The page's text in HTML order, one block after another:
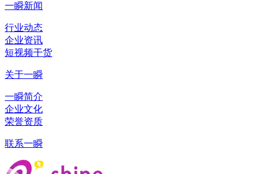
一瞬新闻
行业动态
企业资讯
短视频干货
关于一瞬
一瞬简介
企业文化
荣誉资质
联系一瞬